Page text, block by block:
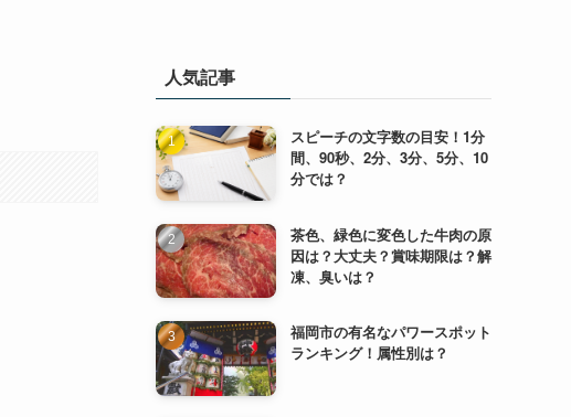
人気記事
スピーチの文字数の目安！1分
間、90秒、2分、3分、5分、10
分では？
茶色、緑色に変色した牛肉の原
因は？大丈夫？賞味期限は？解
凍、臭いは？
福岡市の有名なパワースポット
ランキング！属性別は？